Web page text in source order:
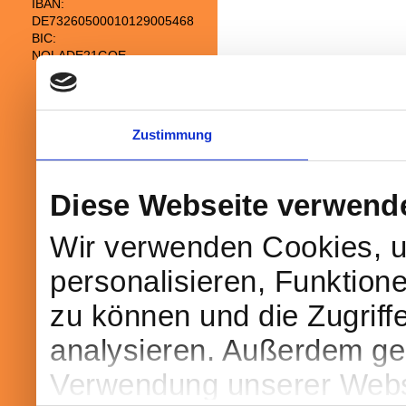
Zustimmung
Diese Webseite
Wir verwenden Cookies,
personalisieren,
zu können und die
analysieren. Außerdem
Verwendung unserer
IBAN:
DE73260500010129005468
BIC:
NOLADE21GOE